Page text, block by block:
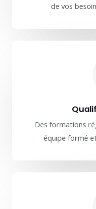
de vos
Des formations
équipe formé